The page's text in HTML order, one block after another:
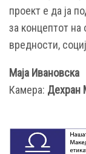
проект е да ја
за концептот на
вредности,
Маја Ивановска
Камера: Дехран